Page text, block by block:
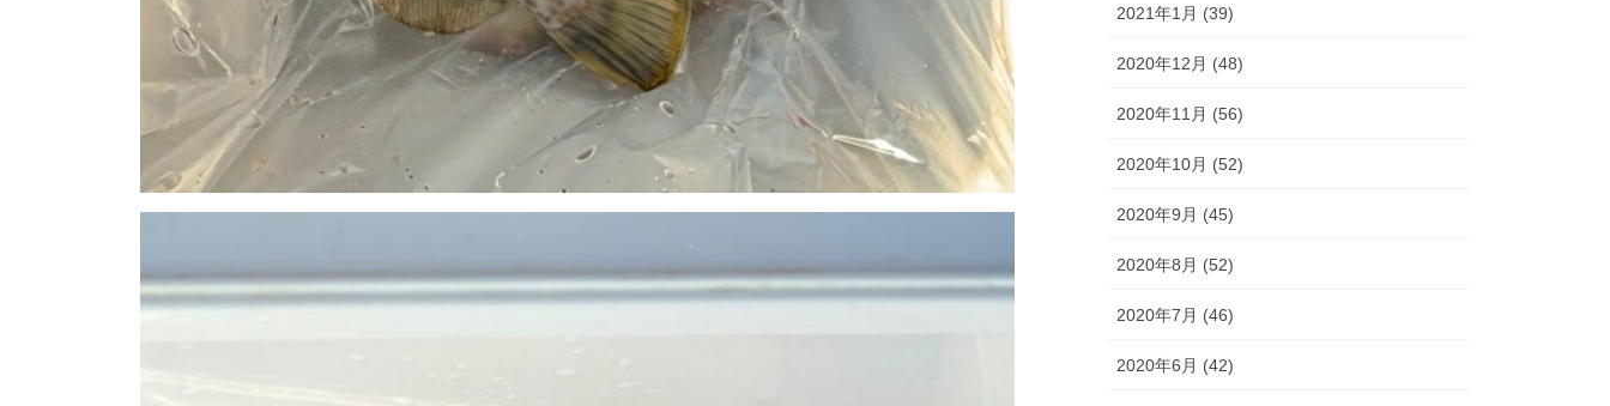
2021年1月 (39)
2020年12月 (48)
2020年11月 (56)
2020年10月 (52)
2020年9月 (45)
2020年8月 (52)
2020年7月 (46)
2020年6月 (42)